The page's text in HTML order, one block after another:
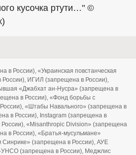
кусочка ртути…" ©
в России), «Украинская повстанческая
ИГИЛ (запрещена в России),
«Джабхат ан-Нусра» (запрещена в
в России), «Фонд борьбы с
«Штабы Навального» (запрещена в
в России), Instagram (запрещена в
«Misanthropic Division» (запрещена
в России), «Братья-мусульмане»
(запрещена в России), АУЕ
(запрещена в России), Меджлис